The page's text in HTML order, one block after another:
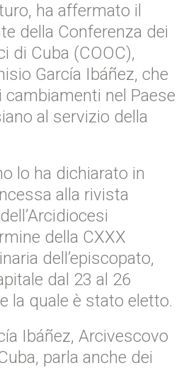
ha affermato il
della Conferenza dei
di Cuba (COOC),
García Ibáñez, che
cambiamenti nel Paese
al servizio della
lo ha dichiarato in
alla rivista
della CXXX
dell’episcopato,
dal 23 al 26
la quale è stato eletto.
Ibáñez, Arcivescovo
parla anche dei